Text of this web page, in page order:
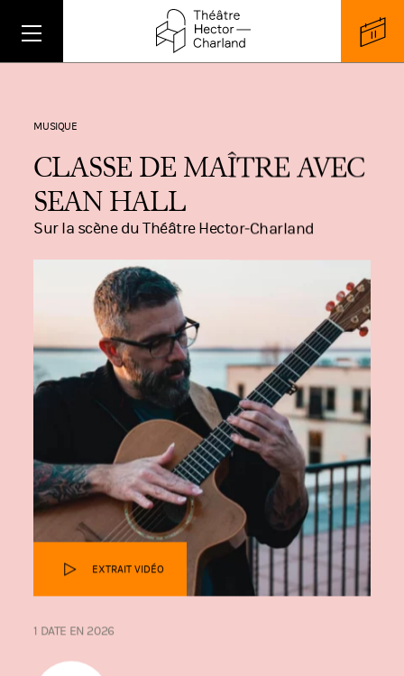
MUSIQUE
CLASSE DE MAÎTRE AVEC
SEAN HALL
Sur la scène du Théâtre Hector-Charland
EXTRAIT VIDÉO
1 DATE EN 2026